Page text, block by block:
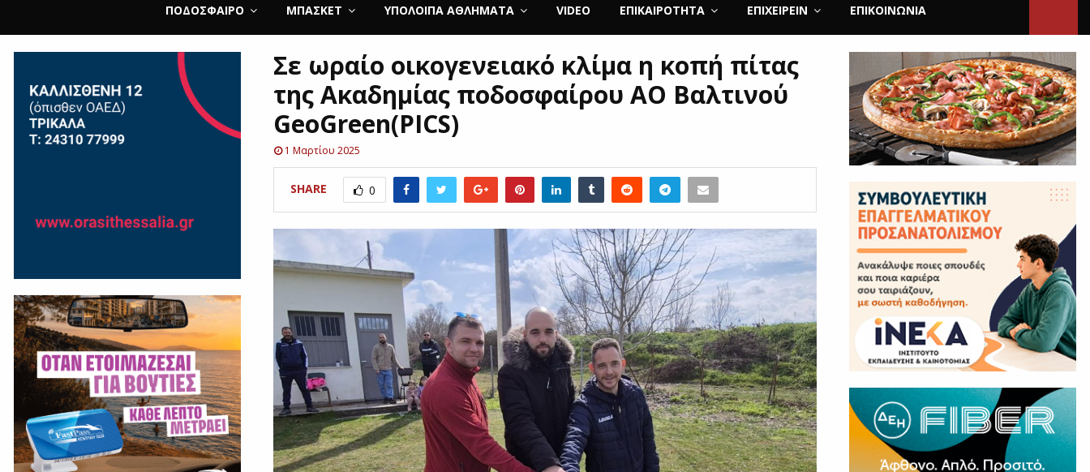
ΠΟΔΌΣΦΑΙΡΟ ΜΠΆΣΚΕΤ ΥΠΌΛΟΙΠΑ ΑΘΛΉΜΑΤΑ VIDEO ΕΠΙΚΑΙΡΌΤΗΤΑ ΕΠΙΧΕΙΡΕΙΝ ΕΠΙΚΟΙΝΩΝΊΑ
Σε ωραίο οικογενειακό κλίμα η κοπή πίτας
της Ακαδημίας ποδοσφαίρου ΑΟ Βαλτινού
GeoGreen(PICS)
1 Μαρτίου 2025
SHARE 0